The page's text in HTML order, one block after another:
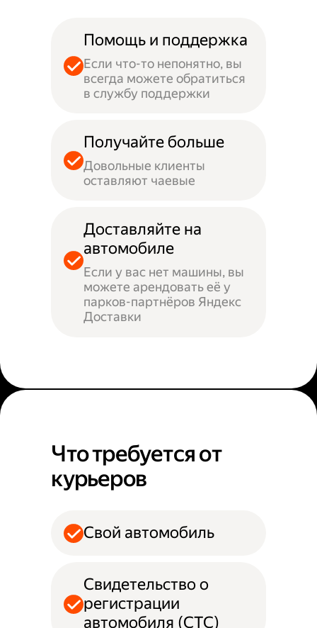
Помощь и поддержка
Если что-то непонятно, вы
всегда можете обратиться
в службу поддержки
Получайте больше
Довольные клиенты
оставляют чаевые
Доставляйте на
автомобиле
Если у вас нет машины, вы
можете арендовать её у
парков-партнёров Яндекс
Доставки
Что требуется от
курьеров
Свой автомобиль
Свидетельство о
регистрации
автомобиля (СТС)